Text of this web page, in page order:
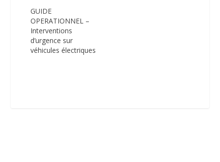
GUIDE
OPERATIONNEL –
Interventions
d’urgence sur
véhicules électriques